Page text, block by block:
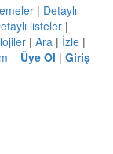
| Detaylı
listeler |
| Ara | İzle |
Üye Ol | Giriş